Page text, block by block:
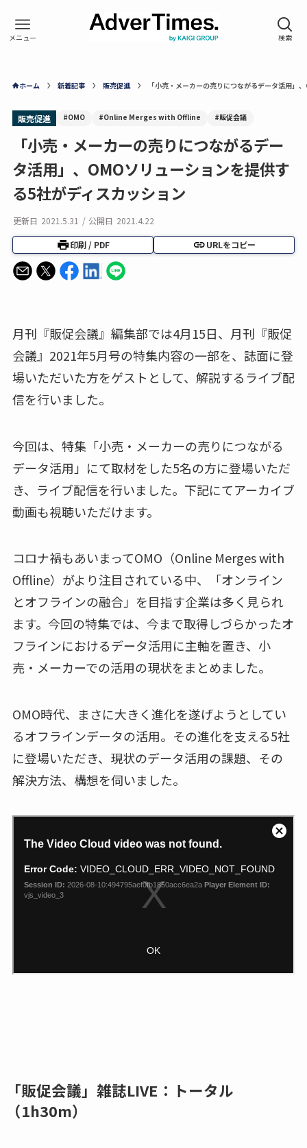
ホーム 新着記事 販売促進 「小売・メーカーの売りにつながるデータ活用」
販売促進 #OMO #Online Merges with Offline #販促会議
「小売・メーカーの売りにつながるデー
タ活用」、OMOソリューションを提供す
る5社がディスカッション
更新日 2021.5.31 / 公開日 2021.4.22
印刷 / PDF URLをコピー
月刊『販促会議』編集部では4月15日、月刊『販促
会議』2021年5月号の特集内容の一部を、誌面に登
場いただいた方をゲストとして、解説するライブ配
信を行いました。
今回は、特集「小売・メーカーの売りにつながる
データ活用」にて取材をした5名の方に登場いただ
き、ライブ配信を行いました。下記にてアーカイブ
動画も視聴いただけます。
コロナ禍もあいまってOMO（Online Merges with
Offline）がより注目されている中、「オンライン
とオフラインの融合」を目指す企業は多く見られ
ます。今回の特集では、今まで取得しづらかったオ
フラインにおけるデータ活用に主軸を置き、小
売・メーカーでの活用の現状をまとめました。
OMO時代、まさに大きく進化を遂げようとしてい
るオフラインデータの活用。その進化を支える5社
に登場いただき、現状のデータ活用の課題、その
解決方法、構想を伺いました。
「販促会議」雑誌LIVE：トータル
（1h30m）